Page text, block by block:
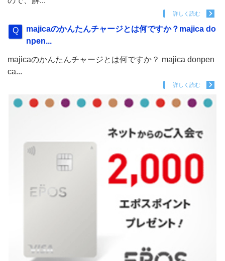
詳しく読む
majicaのかんたんチャージとは何ですか？majica do
npen...
majicaのかんたんチャージとは何ですか？ majica donpen
ca...
詳しく読む